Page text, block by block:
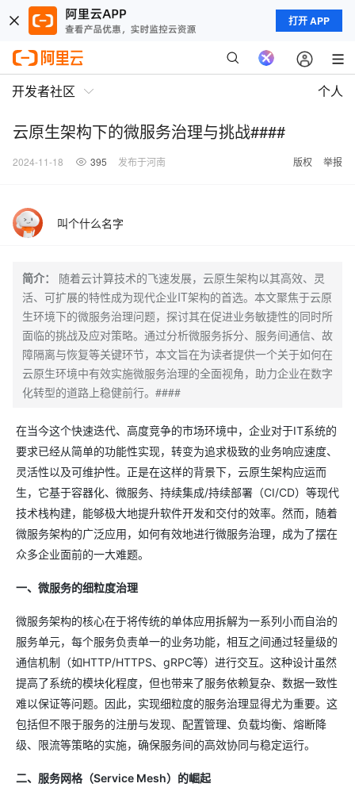
打开 APP
开发者社区 个人
云原生架构下的微服务治理与挑战####
2024-11-18 395 发布于河南 版权 举报
叫个什么名字
简介：
随着云计算技术的飞速发展，云原生架构以其高效、灵
活、可扩展的特性成为现代企业IT架构的首选。本文聚焦于云原
生环境下的微服务治理问题，探讨其在促进业务敏捷性的同时所
面临的挑战及应对策略。通过分析微服务拆分、服务间通信、故
障隔离与恢复等关键环节，本文旨在为读者提供一个关于如何在
云原生环境中有效实施微服务治理的全面视角，助力企业在数字
化转型的道路上稳健前行。####
在当今这个快速迭代、高度竞争的市场环境中，企业对于IT系统的
要求已经从简单的功能性实现，转变为追求极致的业务响应速度、
灵活性以及可维护性。正是在这样的背景下，云原生架构应运而
生，它基于容器化、微服务、持续集成/持续部署（CI/CD）等现代
技术栈构建，能够极大地提升软件开发和交付的效率。然而，随着
微服务架构的广泛应用，如何有效地进行微服务治理，成为了摆在
众多企业面前的一大难题。
一、微服务的细粒度治理
微服务架构的核心在于将传统的单体应用拆解为一系列小而自治的
服务单元，每个服务负责单一的业务功能，相互之间通过轻量级的
通信机制（如HTTP/HTTPS、gRPC等）进行交互。这种设计虽然
提高了系统的模块化程度，但也带来了服务依赖复杂、数据一致性
难以保证等问题。因此，实现细粒度的服务治理显得尤为重要。这
包括但不限于服务的注册与发现、配置管理、负载均衡、熔断降
级、限流等策略的实施，确保服务间的高效协同与稳定运行。
二、服务网格（Service Mesh）的崛起